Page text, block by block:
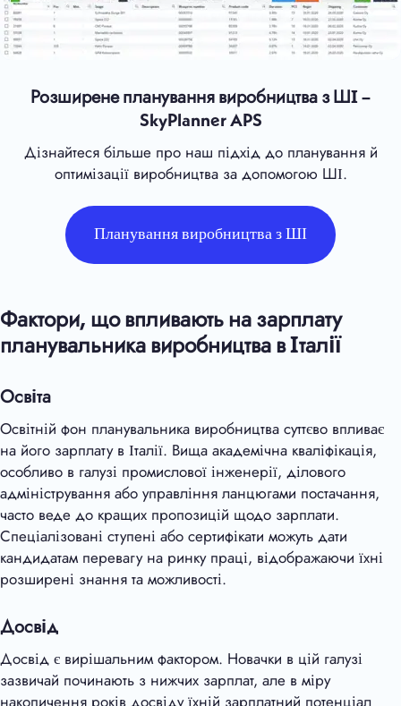
Розширене планування виробництва з ШІ –
SkyPlanner APS
Дізнайтеся більше про наш підхід до планування й
оптимізації виробництва за допомогою ШІ.
Планування виробництва з ШІ
Фактори, що впливають на зарплату
планувальника виробництва в Італії
Освіта
Освітній фон планувальника виробництва суттєво впливає
на його зарплату в Італії. Вища академічна кваліфікація,
особливо в галузі промислової інженерії, ділового
адміністрування або управління ланцюгами постачання,
часто веде до кращих пропозицій щодо зарплати.
Спеціалізовані ступені або сертифікати можуть дати
кандидатам перевагу на ринку праці, відображаючи їхні
розширені знання та можливості.
Досвід
Досвід є вирішальним фактором. Новачки в цій галузі
зазвичай починають з нижчих зарплат, але в міру
накопичення років досвіду їхній зарплатний потенціал